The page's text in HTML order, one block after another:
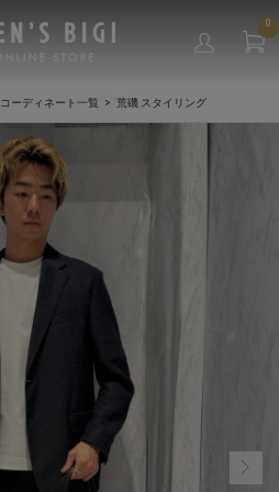
0
コーディネート一覧 荒磯 スタイリング